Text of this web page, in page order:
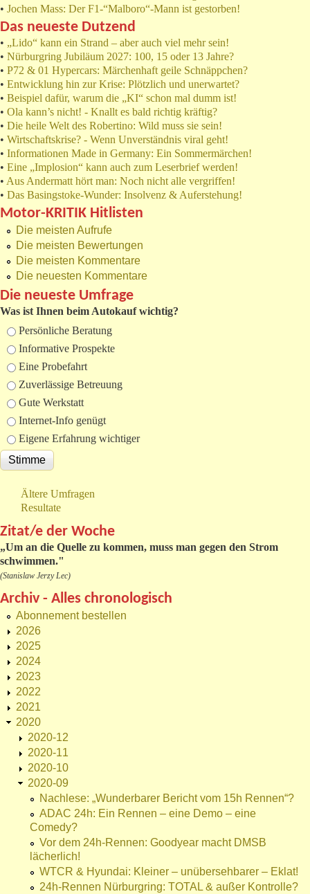
• Jochen Mass: Der F1-“Malboro“-Mann ist gestorben!
Das neueste Dutzend
• „Lido“ kann ein Strand – aber auch viel mehr sein!
• Nürburgring Jubiläum 2027: 100, 15 oder 13 Jahre?
• P72 & 01 Hypercars: Märchenhaft geile Schnäppchen?
• Entwicklung hin zur Krise: Plötzlich und unerwartet?
• Beispiel dafür, warum die „KI“ schon mal dumm ist!
• Ola kann’s nicht! - Knallt es bald richtig kräftig?
• Die heile Welt des Robertino: Wild muss sie sein!
• Wirtschaftskrise? - Wenn Unverständnis viral geht!
• Informationen Made in Germany: Ein Sommermärchen!
• Eine „Implosion“ kann auch zum Leserbrief werden!
• Aus Andermatt hört man: Noch nicht alle vergriffen!
• Das Basingstoke-Wunder: Insolvenz & Auferstehung!
Motor-KRITIK Hitlisten
Die meisten Aufrufe
Die meisten Bewertungen
Die meisten Kommentare
Die neuesten Kommentare
Die neueste Umfrage
Was ist Ihnen beim Autokauf wichtig?
Auswahlmöglichkeiten
Persönliche Beratung
Informative Prospekte
Eine Probefahrt
Zuverlässige Betreuung
Gute Werkstatt
Internet-Info genügt
Eigene Erfahrung wichtiger
Ältere Umfragen
Resultate
Zitat/e der Woche
„Um an die Quelle zu kommen, muss man gegen den Strom
schwimmen."
(Stanislaw Jerzy Lec)
Archiv - Alles chronologisch
Abonnement bestellen
2026
2025
2024
2023
2022
2021
2020
2020-12
2020-11
2020-10
2020-09
Nachlese: „Wunderbarer Bericht vom 15h Rennen“?
ADAC 24h: Ein Rennen – eine Demo – eine
Comedy?
Vor dem 24h-Rennen: Goodyear macht DMSB
lächerlich!
WTCR & Hyundai: Kleiner – unübersehbarer – Eklat!
24h-Rennen Nürburgring: TOTAL & außer Kontrolle?